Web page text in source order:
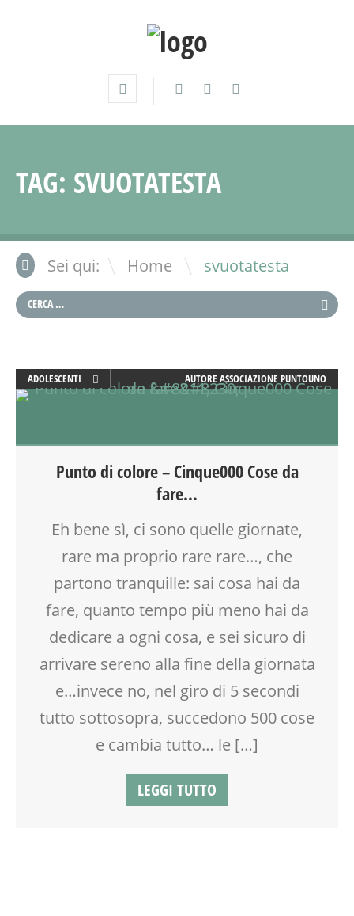
TAG: SVUOTATESTA
Sei qui: Home \ svuotatesta
ADOLESCENTI
ADULTI
BENESSERE
DOPO SCUOLA
FAMIGLIA
GENITORI
GIOCO
MAMME
MEDITAZIONE
MUSICA
OFFICINA
SOCIALIZZAZIONE
AUTORE ASSOCIAZIONE PUNTOUNO
Punto di colore – Cinque000 Cose da
fare…
Eh bene sì, ci sono quelle giornate,
rare ma proprio rare rare…, che
partono tranquille: sai cosa hai da
fare, quanto tempo più meno hai da
dedicare a ogni cosa, e sei sicuro di
arrivare sereno alla fine della giornata
e…invece no, nel giro di 5 secondi
tutto sottosopra, succedono 500 cose
e cambia tutto… le […]
LEGGI TUTTO